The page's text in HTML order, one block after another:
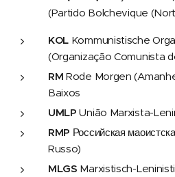
(Partido Bolchevique
KOL Kommunistische
(Organização Comunista
RM Rode Morgen
Baixos
UMLPUnião Marxista-
RMP Российская
Russo)
MLGS Marxistisch-